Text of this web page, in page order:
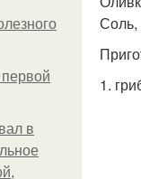
в
Соль,
1.